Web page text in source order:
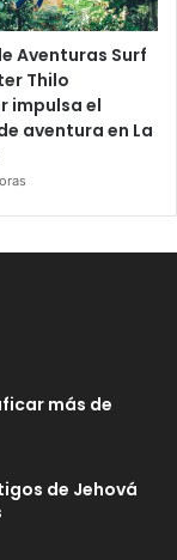
Aventuras Surf
Thilo
impulsa el
aventura en La
más de
de Jehová